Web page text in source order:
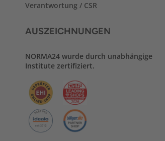
Verantwortung / CSR
AUSZEICHNUNGEN
NORMA24 wurde durch unabhängige
Institute zertifiziert.